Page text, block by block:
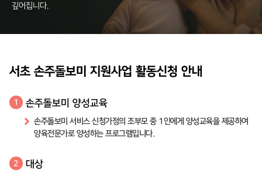
깊어집니다.
서초 손주돌보미 지원사업 활동신청 안내
1 손주돌보미 양성교육
손주돌보미 서비스 신청가정의 조부모 중 1인에게 양성교육을 제공하여
양육전문가로 양성하는 프로그램입니다.
2 대상